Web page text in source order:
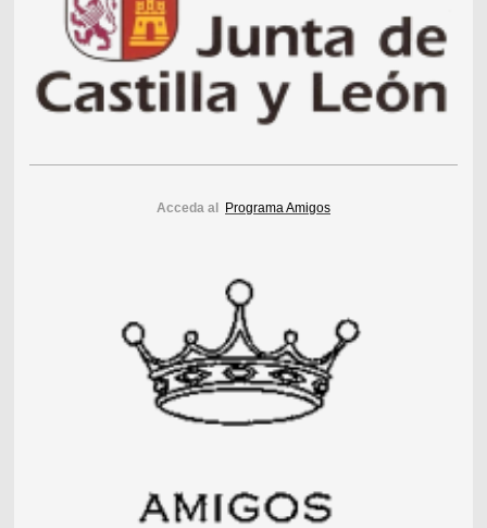
Acceda al Programa Amigos